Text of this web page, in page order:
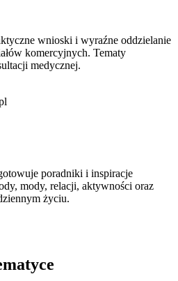
wnioski i wyraźne oddzielanie
komercyjnych. Tematy
medycznej.
poradniki i inspiracje
mody, relacji, aktywności oraz
życiu.